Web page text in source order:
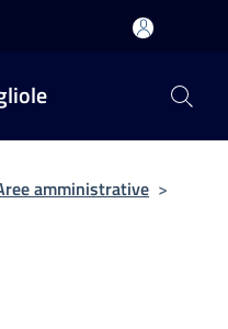
amministrative >